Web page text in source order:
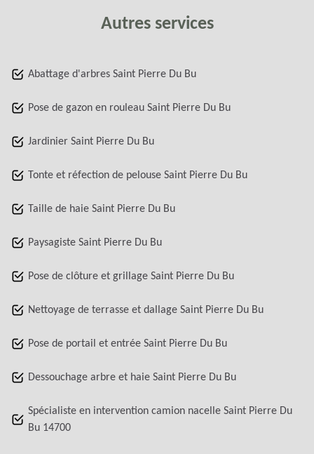
Autres services
Abattage d'arbres Saint Pierre Du Bu
Pose de gazon en rouleau Saint Pierre Du Bu
Jardinier Saint Pierre Du Bu
Tonte et réfection de pelouse Saint Pierre Du Bu
Taille de haie Saint Pierre Du Bu
Paysagiste Saint Pierre Du Bu
Pose de clôture et grillage Saint Pierre Du Bu
Nettoyage de terrasse et dallage Saint Pierre Du Bu
Pose de portail et entrée Saint Pierre Du Bu
Dessouchage arbre et haie Saint Pierre Du Bu
Spécialiste en intervention camion nacelle Saint Pierre Du
Bu 14700